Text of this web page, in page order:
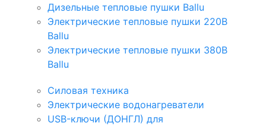
Дизельные тепловые пушки Ballu
Электрические тепловые пушки 220В
Ballu
Электрические тепловые пушки 380В
Ballu
Силовая техника
Электрические водонагреватели
USB-ключи (ДОНГЛ) для